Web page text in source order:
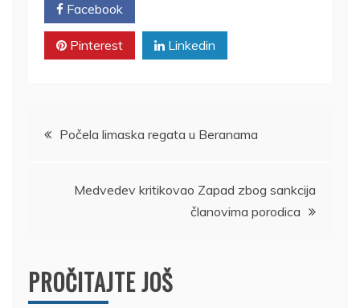
Facebook
Pinterest Linkedin
Kretanje
Počela limaska regata u Beranama
Medvedev kritikovao Zapad zbog sankcija
članovima porodica
PROČITAJTE JOŠ